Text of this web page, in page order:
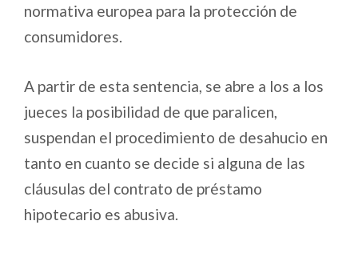
normativa europea para la protección de
consumidores.
A partir de esta sentencia, se abre a los a los
jueces la posibilidad de que paralicen,
suspendan el procedimiento de desahucio en
tanto en cuanto se decide si alguna de las
cláusulas del contrato de préstamo
hipotecario es abusiva.